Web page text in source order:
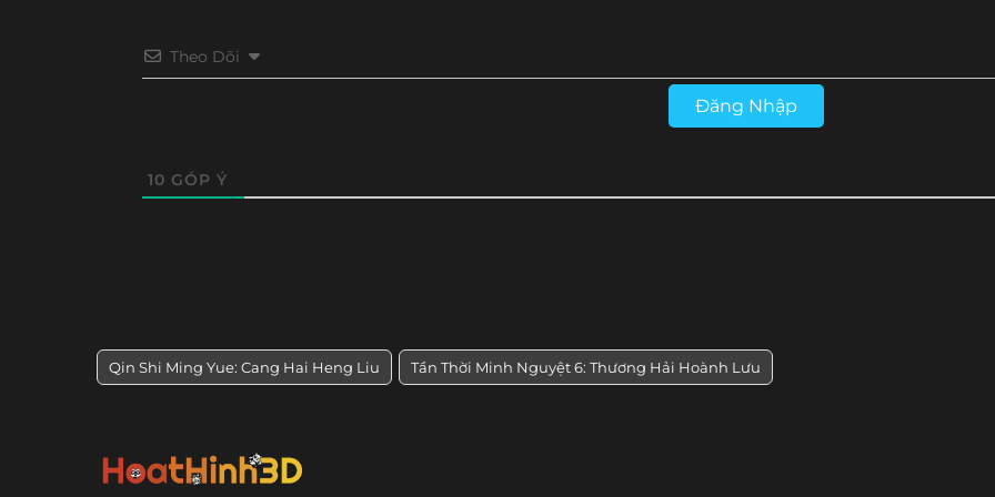
Theo Dõi
Đăng Nhập
10 GÓP Ý
Qin Shi Ming Yue: Cang Hai Heng Liu Tần Thời Minh Nguyệt 6: Thương Hải Hoành Lưu